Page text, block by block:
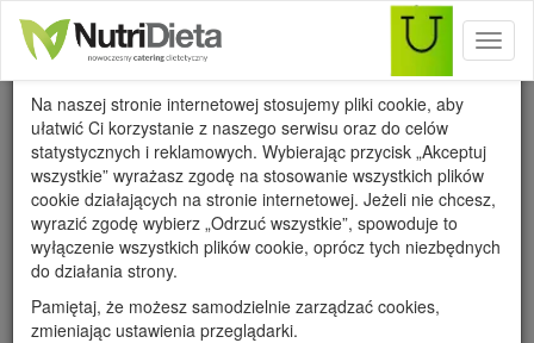
WSZYSTKIE PRZEPISY PORADY
METAMORFOZY
WARTOŚCI ODŻYWCZE
Wykorzystanie cookies
Na naszej stronie internetowej stosujemy pliki cookie, aby
ułatwić Ci korzystanie z naszego serwisu oraz do celów
statystycznych i reklamowych. Wybierając przycisk „Akceptuj
wszystkie” wyrażasz zgodę na stosowanie wszystkich plików
cookie działających na stronie internetowej. Jeżeli nie chcesz,
wyrazić zgodę wybierz „Odrzuć wszystkie”, spowoduje to
wyłączenie wszystkich plików cookie, oprócz tych niezbędnych
do działania strony.
Pamiętaj, że możesz samodzielnie zarządzać cookies,
zmieniając ustawienia przeglądarki.